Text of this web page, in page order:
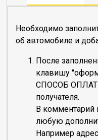
Необходимо
об автомобиле и
После
клавишу
СПОСОБ
получателя.
В комментарий
любую
Например